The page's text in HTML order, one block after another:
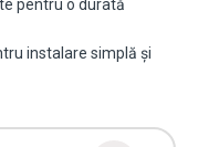
pentru o durată
instalare simplă și